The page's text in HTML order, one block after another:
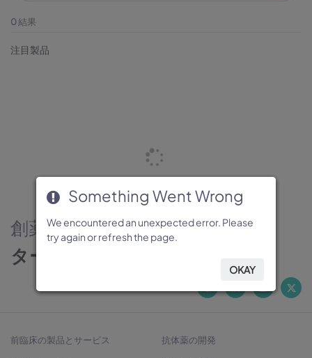
0結果
注目製品
創薬のパートナー
ターゲットから治療法開発へ
前臨床の製品とサービス 抗体薬の開発
Something Went Wrong
We encountered an unexpected error. Please
try again or refresh the page.
OKAY
Something Went Wrong
We encountered an unexpected error. Please
try again or refresh the page.
OKAY
Something Went Wrong
We encountered an unexpected error. Please
try again or refresh the page.
OKAY
Something Went Wrong
We encountered an unexpected error. Please
try again or refresh the page.
OKAY
Something Went Wrong
We encountered an unexpected error. Please
try again or refresh the page.
OKAY